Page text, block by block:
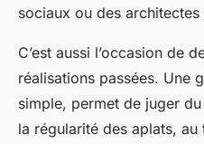
sociaux ou des architectes
C’est aussi l’occasion de
réalisations passées. Une
simple, permet de juger
la régularité des aplats,